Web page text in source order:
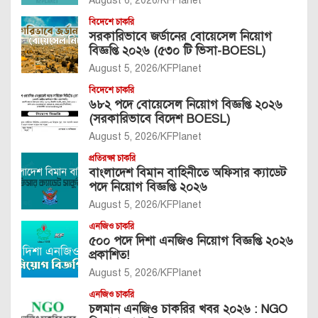
বিদেশে চাকরি
সরকারিভাবে জর্ডানের বোয়েসেল নিয়োগ
বিজ্ঞপ্তি ২০২৬ (৫৩০ টি ভিসা-BOESL)
August 5, 2026 KFPlanet
বিদেশে চাকরি
৬৮২ পদে বোয়েসেল নিয়োগ বিজ্ঞপ্তি ২০২৬
(সরকারিভাবে বিদেশ BOESL)
August 5, 2026 KFPlanet
প্রতিরক্ষা চাকরি
বাংলাদেশ বিমান বাহিনীতে অফিসার ক্যাডেট
পদে নিয়োগ বিজ্ঞপ্তি ২০২৬
August 5, 2026 KFPlanet
এনজিও চাকরি
৫০০ পদে দিশা এনজিও নিয়োগ বিজ্ঞপ্তি ২০২৬
প্রকাশিত!
August 5, 2026 KFPlanet
এনজিও চাকরি
চলমান এনজিও চাকরির খবর ২০২৬ : NGO